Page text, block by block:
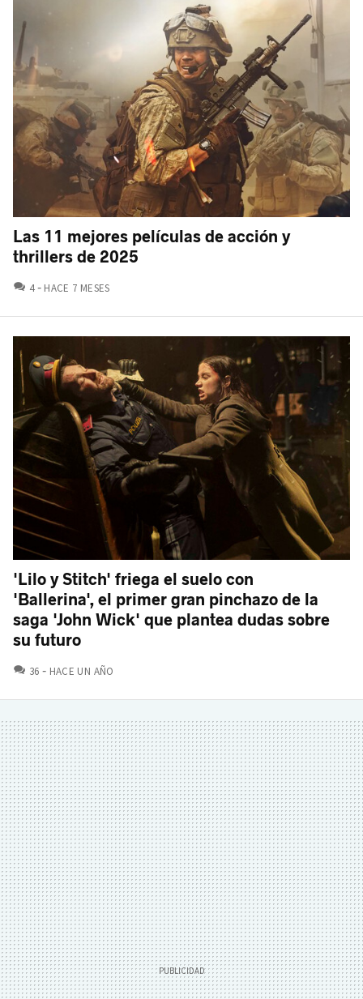
Las 11 mejores películas de acción y
thrillers de 2025
4 COMENTARIOS
HACE 7 MESES
'Lilo y Stitch' friega el suelo con
'Ballerina', el primer gran pinchazo de la
saga 'John Wick' que plantea dudas sobre
su futuro
36 COMENTARIOS
HACE UN AÑO